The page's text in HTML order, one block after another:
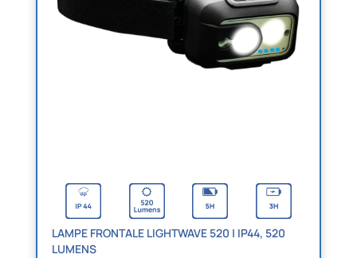
LAMPE FRONTALE LIGHTWAVE 520 | IP44, 520
LUMENS